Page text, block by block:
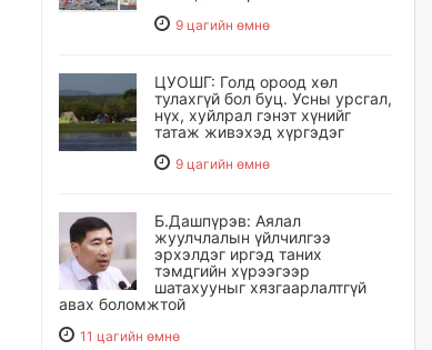
9 цагийн өмнө
ЦУОШГ: Голд ороод хөл
тулахгүй бол буц. Усны урсгал,
нүх, хуйлрал гэнэт хүнийг
татаж живэхэд хүргэдэг
9 цагийн өмнө
Б.Дашпүрэв: Аялал
жуулчлалын үйлчилгээ
эрхэлдэг иргэд таних
тэмдгийн хүрээгээр
шатахууныг хязгаарлалтгүй
авах боломжтой
11 цагийн өмнө